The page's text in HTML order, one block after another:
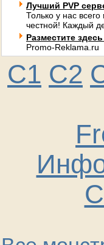
Лучший PVP
Только у нас
честной! Каждый
Разместите
Promo-Reklama.ru
C1 C2